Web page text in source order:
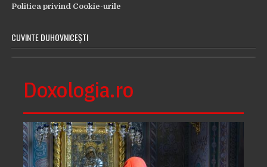
Politica privind Cookie-urile
CUVINTE DUHOVNICEȘTI
Doxologia.ro